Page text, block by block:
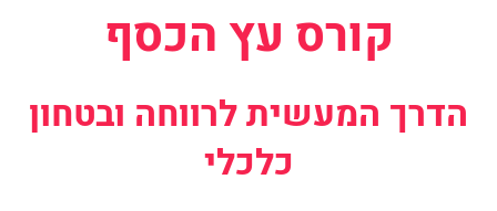
קורס עץ הכסף
הדרך המעשית לרווחה ובטחון
כלכלי